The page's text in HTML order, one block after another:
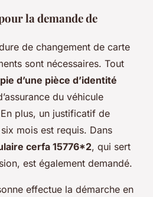
la demande de
de changement de carte
sont nécessaires. Tout
d’une pièce d’identité
du véhicule
plus, un justificatif de
mois est requis. Dans
cerfa 15776*2, qui sert
est également demandé.
effectue la démarche en